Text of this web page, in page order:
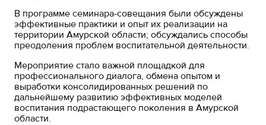
В программе семинара-совещания были обсуждены
эффективные практики и опыт их реализации на
территории Амурской области; обсуждались способы
преодоления проблем воспитательной деятельности.
Мероприятие стало важной площадкой для
профессионального диалога, обмена опытом и
выработки консолидированных решений по
дальнейшему развитию эффективных моделей
воспитания подрастающего поколения в Амурской
области.